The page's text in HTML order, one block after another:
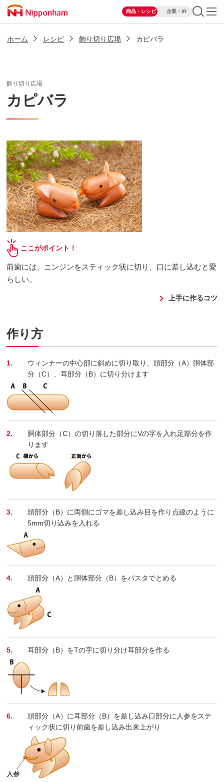
商品・レシピ 企業・IR
ホーム レシピ 飾り切り広場 カピバラ
飾り切り広場
カピバラ
ここがポイント！
前歯には、ニンジンをスティック状に切り、口に差し込むと愛
らしい。
上手に作るコツ
作り方
1.
ウィンナーの中心部に斜めに切り取り、頭部分（A）胴体部
分（C）、耳部分（B）に切り分けます
2.
胴体部分（C）の切り落した部分にVの字を入れ足部分を作
ります
3.
頭部分（B）に両側にゴマを差し込み目を作り点線のように
5mm切り込みを入れる
4. 頭部分（A）と胴体部分（B）をパスタでとめる
5. 耳部分（B）をTの字に切り分け耳部分を作る
6.
頭部分（A）に耳部分（B）を差し込み口部分に人参をステ
ィック状に切り前歯を差し込み出来上がり